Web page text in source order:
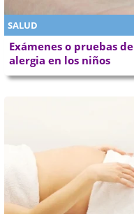
SALUD
Exámenes o pruebas de
alergia en los niños